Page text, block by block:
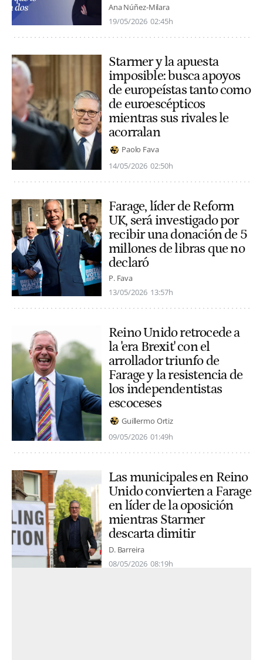
Ana Núñez-Milara
19/05/2026 02:45h
Starmer y la apuesta
imposible: busca apoyos
de europeístas tanto como
de euroescépticos
mientras sus rivales le
acorralan
Paolo Fava
14/05/2026 02:50h
Farage, líder de Reform
UK, será investigado por
recibir una donación de 5
millones de libras que no
declaró
P. Fava
13/05/2026 13:57h
Reino Unido retrocede a
la 'era Brexit' con el
arrollador triunfo de
Farage y la resistencia de
los independentistas
escoceses
Guillermo Ortiz
09/05/2026 01:49h
Las municipales en Reino
Unido convierten a Farage
en líder de la oposición
mientras Starmer
descarta dimitir
D. Barreira
08/05/2026 08:19h